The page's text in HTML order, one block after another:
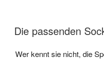
Die passenden
Wer kennt sie nicht, die